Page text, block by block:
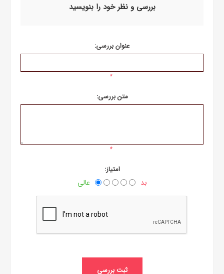
بررسی و نظر خود را بنویسید
عنوان بررسی:
*
متن بررسی:
*
امتیاز:
بد عالی
ثبت بررسی